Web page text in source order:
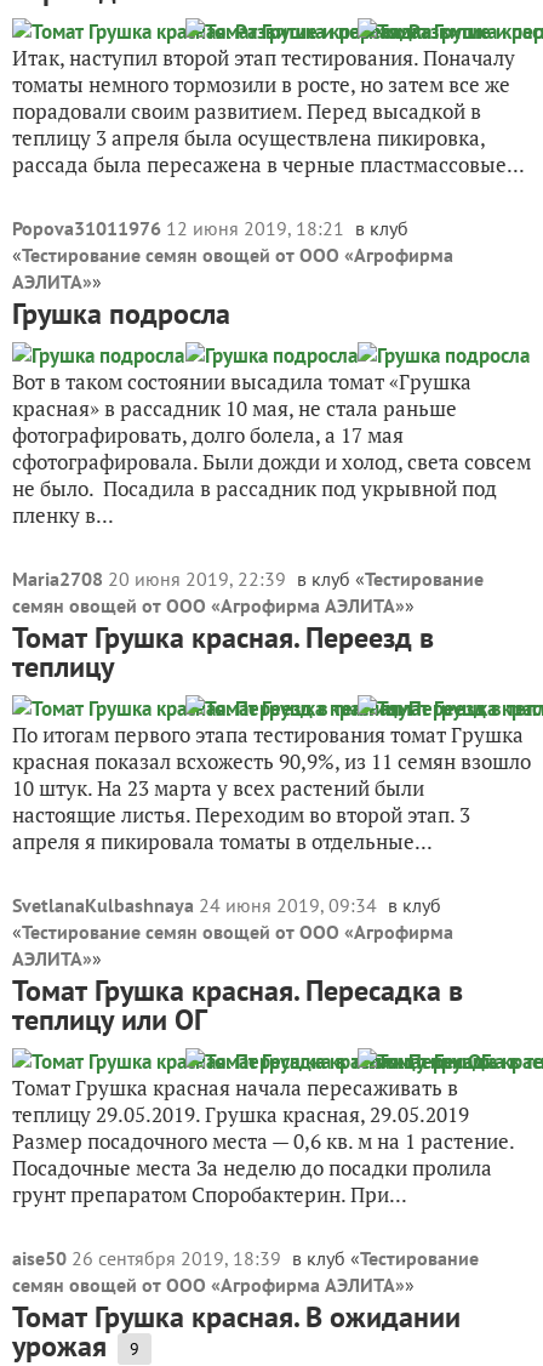
Итак, наступил второй этап тестирования. Поначалу
томаты немного тормозили в росте, но затем все же
порадовали своим развитием. Перед высадкой в
теплицу 3 апреля была осуществлена пикировка,
рассада была пересажена в черные пластмассовые...
Popova31011976 12 июня 2019, 18:21 в клуб
«Тестирование семян овощей от ООО «Агрофирма
АЭЛИТА»»
Грушка подросла
Вот в таком состоянии высадила томат «Грушка
красная» в рассадник 10 мая, не стала раньше
фотографировать, долго болела, а 17 мая
сфотографировала. Были дожди и холод, света совсем
не было. Посадила в рассадник под укрывной под
пленку в...
Maria2708 20 июня 2019, 22:39 в клуб «Тестирование
семян овощей от ООО «Агрофирма АЭЛИТА»»
Томат Грушка красная. Переезд в
теплицу
По итогам первого этапа тестирования томат Грушка
красная показал всхожесть 90,9%, из 11 семян взошло
10 штук. На 23 марта у всех растений были
настоящие листья. Переходим во второй этап. 3
апреля я пикировала томаты в отдельные...
SvetlanaKulbashnaya 24 июня 2019, 09:34 в клуб
«Тестирование семян овощей от ООО «Агрофирма
АЭЛИТА»»
Томат Грушка красная. Пересадка в
теплицу или ОГ
Томат Грушка красная начала пересаживать в
теплицу 29.05.2019. Грушка красная, 29.05.2019
Размер посадочного места — 0,6 кв. м на 1 растение.
Посадочные места За неделю до посадки пролила
грунт препаратом Споробактерин. При...
aise50 26 сентября 2019, 18:39 в клуб «Тестирование
семян овощей от ООО «Агрофирма АЭЛИТА»»
Томат Грушка красная. В ожидании
урожая 9